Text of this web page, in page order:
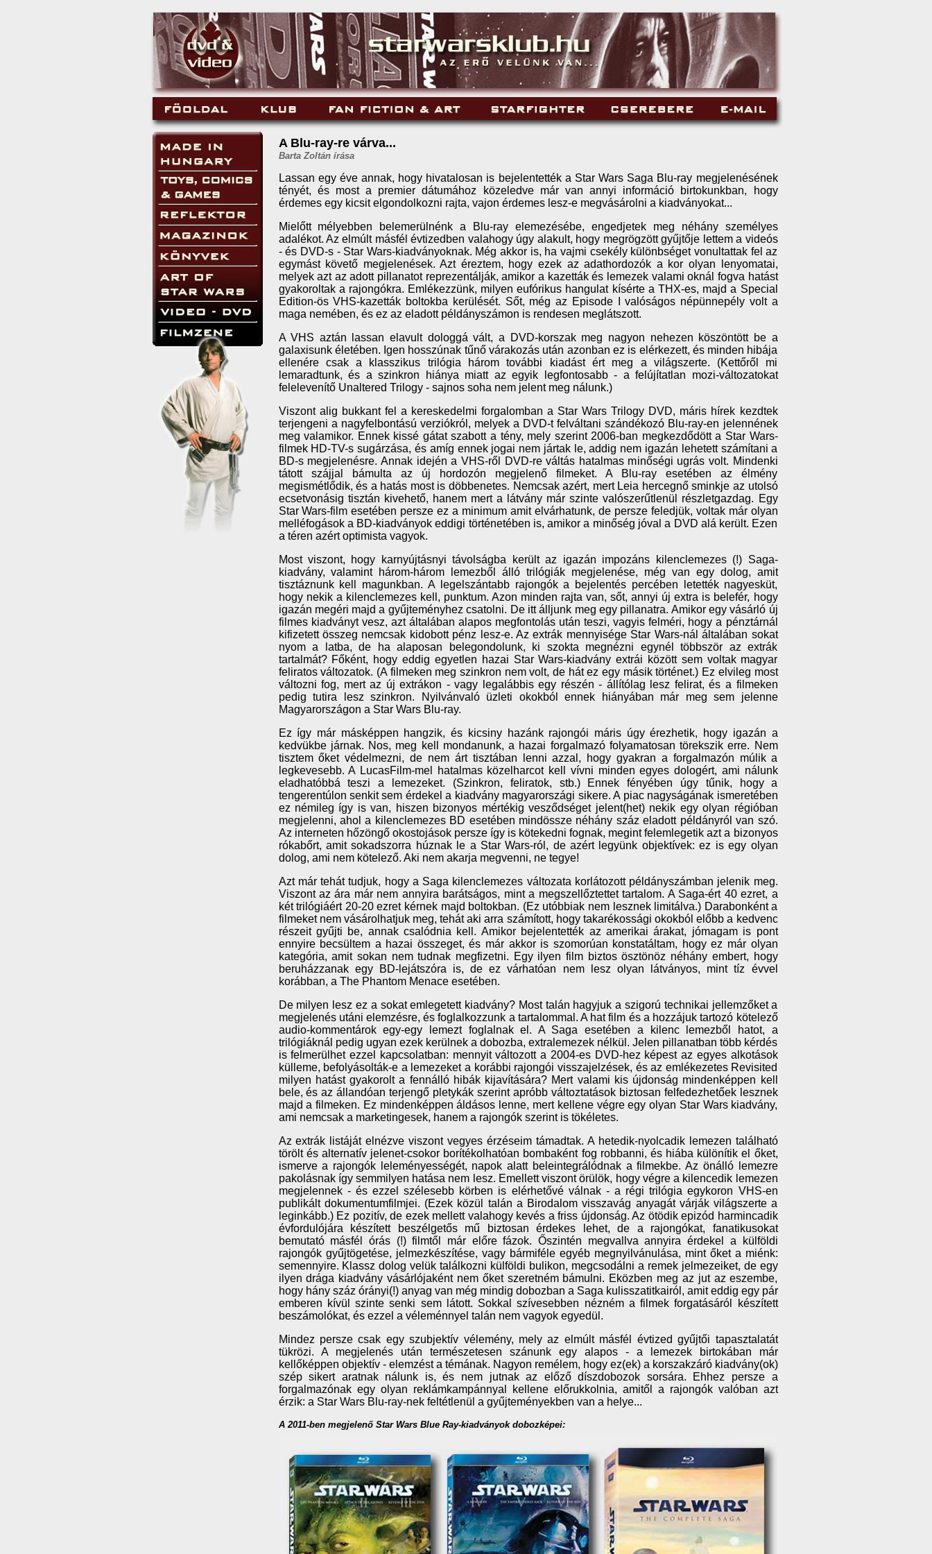
A Blu-ray-re várva...
Barta Zoltán írása
Lassan egy éve annak, hogy hivatalosan is bejelentették a Star Wars Saga Blu-ray megjelenésének
tényét, és most a premier dátumához közeledve már van annyi információ birtokunkban, hogy
érdemes egy kicsit elgondolkozni rajta, vajon érdemes lesz-e megvásárolni a kiadványokat...
Mielőtt mélyebben belemerülnénk a Blu-ray elemezésébe, engedjetek meg néhány személyes
adalékot. Az elmúlt másfél évtizedben valahogy úgy alakult, hogy megrögzött gyűjtője lettem a videós
- és DVD-s - Star Wars-kiadványoknak. Még akkor is, ha vajmi csekély különbséget vonultattak fel az
egymást követő megjelenések. Azt éreztem, hogy ezek az adathordozók a kor olyan lenyomatai,
melyek azt az adott pillanatot reprezentálják, amikor a kazetták és lemezek valami oknál fogva hatást
gyakoroltak a rajongókra. Emlékezzünk, milyen eufórikus hangulat kísérte a THX-es, majd a Special
Edition-ös VHS-kazetták boltokba kerülését. Sőt, még az Episode I valóságos népünnepély volt a
maga nemében, és ez az eladott példányszámon is rendesen meglátszott.
A VHS aztán lassan elavult dologgá vált, a DVD-korszak meg nagyon nehezen köszöntött be a
galaxisunk életében. Igen hosszúnak tűnő várakozás után azonban ez is elérkezett, és minden hibája
ellenére csak a klasszikus trilógia három további kiadást ért meg a világszerte. (Kettőről mi
lemaradtunk, és a szinkron hiánya miatt az egyik legfontosabb - a felújítatlan mozi-változatokat
felelevenítő Unaltered Trilogy - sajnos soha nem jelent meg nálunk.)
Viszont alig bukkant fel a kereskedelmi forgalomban a Star Wars Trilogy DVD, máris hírek kezdtek
terjengeni a nagyfelbontású verziókról, melyek a DVD-t felváltani szándékozó Blu-ray-en jelennének
meg valamikor. Ennek kissé gátat szabott a tény, mely szerint 2006-ban megkezdődött a Star Wars-
filmek HD-TV-s sugárzása, és amíg ennek jogai nem jártak le, addig nem igazán lehetett számítani a
BD-s megjelenésre. Annak idején a VHS-ről DVD-re váltás hatalmas minőségi ugrás volt. Mindenki
tátott szájjal bámulta az új hordozón megjelenő filmeket. A Blu-ray esetében az élmény
megismétlődik, és a hatás most is döbbenetes. Nemcsak azért, mert Leia hercegnő sminkje az utolsó
ecsetvonásig tisztán kivehető, hanem mert a látvány már szinte valószerűtlenül részletgazdag. Egy
Star Wars-film esetében persze ez a minimum amit elvárhatunk, de persze feledjük, voltak már olyan
melléfogások a BD-kiadványok eddigi történetében is, amikor a minőség jóval a DVD alá került. Ezen
a téren azért optimista vagyok.
Most viszont, hogy karnyújtásnyi távolságba került az igazán impozáns kilenclemezes (!) Saga-
kiadvány, valamint három-három lemezből álló trilógiák megjelenése, még van egy dolog, amit
tisztáznunk kell magunkban. A legelszántabb rajongók a bejelentés percében letették nagyesküt,
hogy nekik a kilenclemezes kell, punktum. Azon minden rajta van, sőt, annyi új extra is belefér, hogy
igazán megéri majd a gyűjteményhez csatolni. De itt álljunk meg egy pillanatra. Amikor egy vásárló új
filmes kiadványt vesz, azt általában alapos megfontolás után teszi, vagyis felméri, hogy a pénztárnál
kifizetett összeg nemcsak kidobott pénz lesz-e. Az extrák mennyisége Star Wars-nál általában sokat
nyom a latba, de ha alaposan belegondolunk, ki szokta megnézni egynél többször az extrák
tartalmát? Főként, hogy eddig egyetlen hazai Star Wars-kiadvány extrái között sem voltak magyar
feliratos változatok. (A filmeken meg szinkron nem volt, de hát ez egy másik történet.) Ez elvileg most
változni fog, mert az új extrákon - vagy legalábbis egy részén - állítólag lesz felirat, és a filmeken
pedig tutira lesz szinkron. Nyilvánvaló üzleti okokból ennek hiányában már meg sem jelenne
Magyarországon a Star Wars Blu-ray.
Ez így már másképpen hangzik, és kicsiny hazánk rajongói máris úgy érezhetik, hogy igazán a
kedvükbe járnak. Nos, meg kell mondanunk, a hazai forgalmazó folyamatosan törekszik erre. Nem
tisztem őket védelmezni, de nem árt tisztában lenni azzal, hogy gyakran a forgalmazón múlik a
legkevesebb. A LucasFilm-mel hatalmas közelharcot kell vívni minden egyes dologért, ami nálunk
eladhatóbbá teszi a lemezeket. (Szinkron, feliratok, stb.) Ennek fényében úgy tűnik, hogy a
tengerentúlon senkit sem érdekel a kiadvány magyarországi sikere. A piac nagyságának ismeretében
ez némileg így is van, hiszen bizonyos mértékig vesződséget jelent(het) nekik egy olyan régióban
megjelenni, ahol a kilenclemezes BD esetében mindössze néhány száz eladott példányról van szó.
Az interneten hőzöngő okostojások persze így is kötekedni fognak, megint felemlegetik azt a bizonyos
rókabőrt, amit sokadszorra húznak le a Star Wars-ról, de azért legyünk objektívek: ez is egy olyan
dolog, ami nem kötelező. Aki nem akarja megvenni, ne tegye!
Azt már tehát tudjuk, hogy a Saga kilenclemezes változata korlátozott példányszámban jelenik meg.
Viszont az ára már nem annyira barátságos, mint a megszellőztettet tartalom. A Saga-ért 40 ezret, a
két trilógiáért 20-20 ezret kérnek majd boltokban. (Ez utóbbiak nem lesznek limitálva.) Darabonként a
filmeket nem vásárolhatjuk meg, tehát aki arra számított, hogy takarékossági okokból előbb a kedvenc
részeit gyűjti be, annak csalódnia kell. Amikor bejelentették az amerikai árakat, jómagam is pont
ennyire becsültem a hazai összeget, és már akkor is szomorúan konstatáltam, hogy ez már olyan
kategória, amit sokan nem tudnak megfizetni. Egy ilyen film biztos ösztönöz néhány embert, hogy
beruházzanak egy BD-lejátszóra is, de ez várhatóan nem lesz olyan látványos, mint tíz évvel
korábban, a The Phantom Menace esetében.
De milyen lesz ez a sokat emlegetett kiadvány? Most talán hagyjuk a szigorú technikai jellemzőket a
megjelenés utáni elemzésre, és foglalkozzunk a tartalommal. A hat film és a hozzájuk tartozó kötelező
audio-kommentárok egy-egy lemezt foglalnak el. A Saga esetében a kilenc lemezből hatot, a
trilógiáknál pedig ugyan ezek kerülnek a dobozba, extralemezek nélkül. Jelen pillanatban több kérdés
is felmerülhet ezzel kapcsolatban: mennyit változott a 2004-es DVD-hez képest az egyes alkotások
külleme, befolyásolták-e a lemezeket a korábbi rajongói visszajelzések, és az emlékezetes Revisited
milyen hatást gyakorolt a fennálló hibák kijavítására? Mert valami kis újdonság mindenképpen kell
bele, és az állandóan terjengő pletykák szerint apróbb változtatások biztosan felfedezhetőek lesznek
majd a filmeken. Ez mindenképpen áldásos lenne, mert kellene végre egy olyan Star Wars kiadvány,
ami nemcsak a marketingesek, hanem a rajongók szerint is tökéletes.
Az extrák listáját elnézve viszont vegyes érzéseim támadtak. A hetedik-nyolcadik lemezen található
törölt és alternatív jelenet-csokor borítékolhatóan bombaként fog robbanni, és hiába különítik el őket,
ismerve a rajongók leleményességét, napok alatt beleintegrálódnak a filmekbe. Az önálló lemezre
pakolásnak így semmilyen hatása nem lesz. Emellett viszont örülök, hogy végre a kilencedik lemezen
megjelennek - és ezzel szélesebb körben is elérhetővé válnak - a régi trilógia egykoron VHS-en
publikált dokumentumfilmjei. (Ezek közül talán a Birodalom visszavág anyagát várják világszerte a
leginkább.) Ez pozitív, de ezek mellett valahogy kevés a friss újdonság. Az ötödik epizód harmincadik
évfordulójára készített beszélgetős mű biztosan érdekes lehet, de a rajongókat, fanatikusokat
bemutató másfél órás (!) filmtől már előre fázok. Őszintén megvallva annyira érdekel a külföldi
rajongók gyűjtögetése, jelmezkészítése, vagy bármiféle egyéb megnyilvánulása, mint őket a miénk:
semennyire. Klassz dolog velük találkozni külföldi bulikon, megcsodálni a remek jelmezeiket, de egy
ilyen drága kiadvány vásárlójaként nem őket szeretném bámulni. Eközben meg az jut az eszembe,
hogy hány száz órányi(!) anyag van még mindig dobozban a Saga kulisszatitkairól, amit eddig egy pár
emberen kívül szinte senki sem látott. Sokkal szívesebben nézném a filmek forgatásáról készített
beszámolókat, és ezzel a véleménnyel talán nem vagyok egyedül.
Mindez persze csak egy szubjektív vélemény, mely az elmúlt másfél évtized gyűjtői tapasztalatát
tükrözi. A megjelenés után természetesen szánunk egy alapos - a lemezek birtokában már
kellőképpen objektív - elemzést a témának. Nagyon remélem, hogy ez(ek) a korszakzáró kiadvány(ok)
szép sikert aratnak nálunk is, és nem jutnak az előző díszdobozok sorsára. Ehhez persze a
forgalmazónak egy olyan reklámkampánnyal kellene előrukkolnia, amitől a rajongók valóban azt
érzik: a Star Wars Blu-ray-nek feltétlenül a gyűjteményekben van a helye...
A 2011-ben megjelenő Star Wars Blue Ray-kiadványok dobozképei: